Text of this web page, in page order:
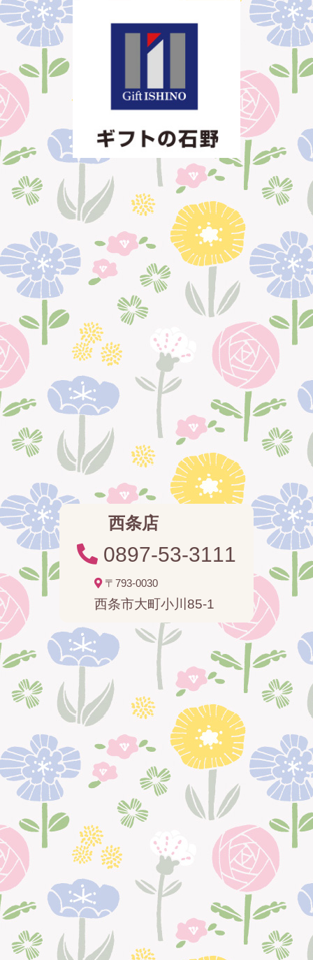
西条店
0897-53-3111
〒793-0030
西条市大町小川85-1